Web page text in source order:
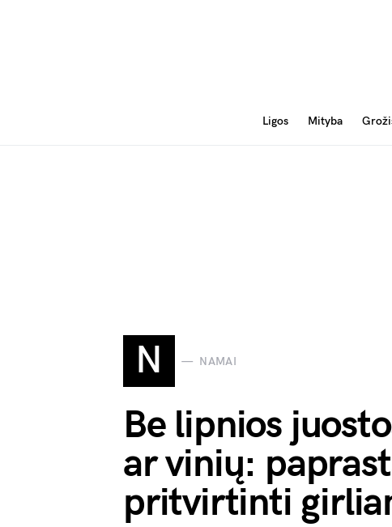
Ligos Mityba
N NAMAI
Be lipnios
ar vinių:
pritvirtinti